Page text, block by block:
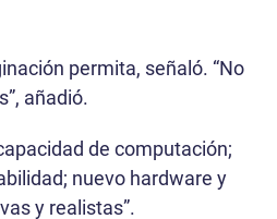
permita, señaló. “No
añadió.
de computación;
nuevo hardware y
y realistas”.